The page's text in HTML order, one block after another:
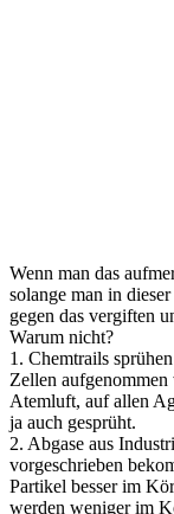
Wenn man das
solange man in
gegen das vergiften
Warum nicht?
1. Chemtrails
Zellen
Atemluft, auf allen
ja auch gesprüht.
2. Abgase aus
vorgeschrieben
Partikel besser im
werden weniger im